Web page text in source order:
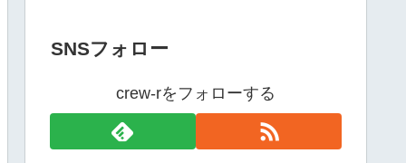
SNSフォロー
crew-rをフォローする